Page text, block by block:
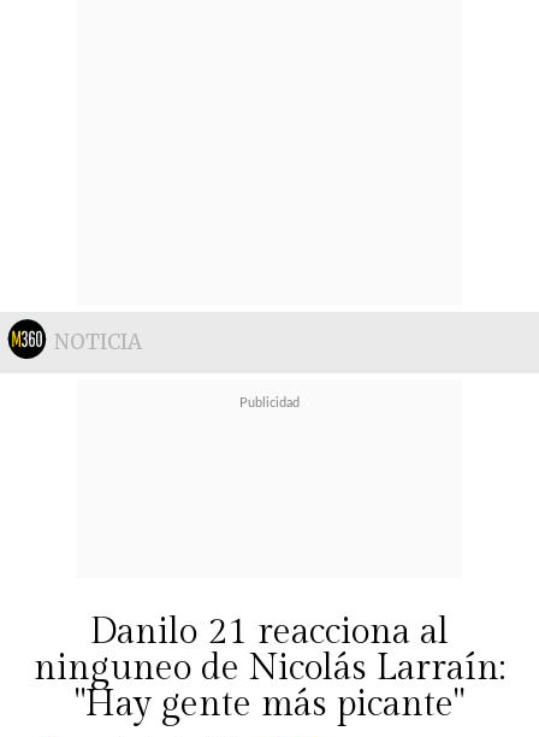
NOTICIA
Danilo 21 reacciona al
ninguneo de Nicolás Larraín:
"Hay gente más picante"